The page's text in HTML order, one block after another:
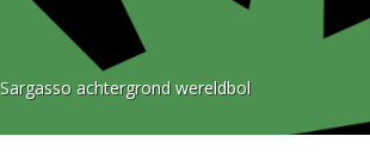
Sargasso achtergrond wereldbol